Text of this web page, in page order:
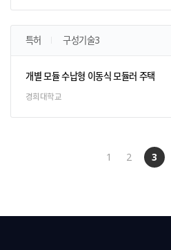
특허 구성기술3
개별 모듈 수납형 이동식 모듈러 주택
경희대학교
1 2 3